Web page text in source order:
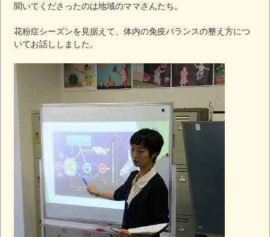
聞いてくださったのは地域のママさんたち。
花粉症シーズンを見据えて、体内の免疫バランスの整え方につ
いてお話ししました。